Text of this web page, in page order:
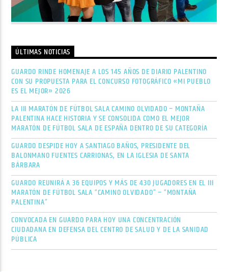
ÚLTIMAS NOTICIAS
GUARDO RINDE HOMENAJE A LOS 145 AÑOS DE DIARIO PALENTINO
CON SU PROPUESTA PARA EL CONCURSO FOTOGRÁFICO «MI PUEBLO
ES EL MEJOR» 2026
LA III MARATÓN DE FÚTBOL SALA CAMINO OLVIDADO – MONTAÑA
PALENTINA HACE HISTORIA Y SE CONSOLIDA COMO EL MEJOR
MARATÓN DE FÚTBOL SALA DE ESPAÑA DENTRO DE SU CATEGORÍA
GUARDO DESPIDE HOY A SANTIAGO BAÑOS, PRESIDENTE DEL
BALONMANO FUENTES CARRIONAS, EN LA IGLESIA DE SANTA
BÁRBARA
GUARDO REUNIRÁ A 36 EQUIPOS Y MÁS DE 430 JUGADORES EN EL III
MARATÓN DE FÚTBOL SALA “CAMINO OLVIDADO” – “MONTAÑA
PALENTINA”
CONVOCADA EN GUARDO PARA HOY UNA CONCENTRACIÓN
CIUDADANA EN DEFENSA DEL CENTRO DE SALUD Y DE LA SANIDAD
PÚBLICA